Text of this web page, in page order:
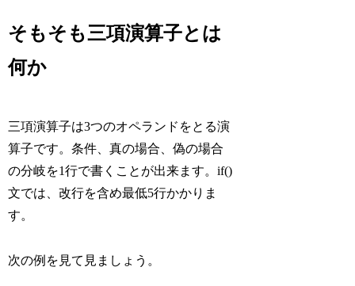
そもそも三項演算子とは
何か
三項演算子は3つのオペランドをとる演
算子です。条件、真の場合、偽の場合
の分岐を1行で書くことが出来ます。if()
文では、改行を含め最低5行かかりま
す。
次の例を見て見ましょう。